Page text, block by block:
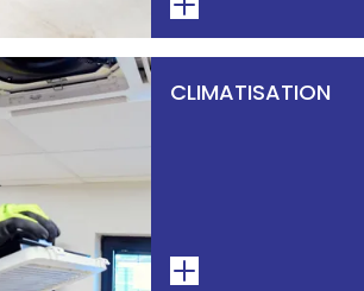
CLIMATISATION